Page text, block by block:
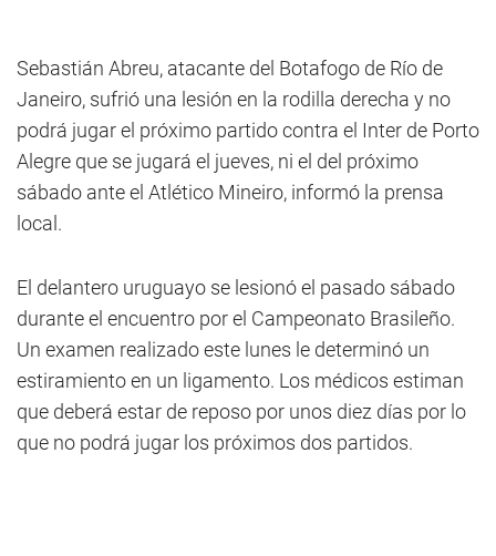
Sebastián Abreu, atacante del Botafogo de Río de
Janeiro, sufrió una lesión en la rodilla derecha y no
podrá jugar el próximo partido contra el Inter de Porto
Alegre que se jugará el jueves, ni el del próximo
sábado ante el Atlético Mineiro, informó la prensa
local.
El delantero uruguayo se lesionó el pasado sábado
durante el encuentro por el Campeonato Brasileño.
Un examen realizado este lunes le determinó un
estiramiento en un ligamento. Los médicos estiman
que deberá estar de reposo por unos diez días por lo
que no podrá jugar los próximos dos partidos.